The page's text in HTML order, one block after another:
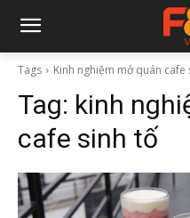
Tags Kinh nghiệm mở quán cafe
Tag: kinh
cafe sinh tố